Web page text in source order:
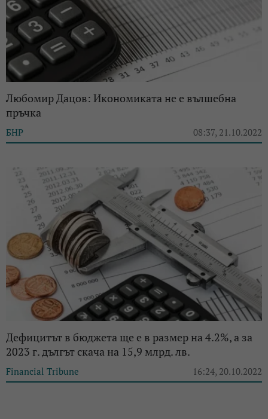
Любомир Дацов: Икономиката не е вълшебна
пръчка
БНР 08:37, 21.10.2022
Дефицитът в бюджета ще е в размер на 4.2%, а за
2023 г. дългът скача на 15,9 млрд. лв.
Financial Tribune 16:24, 20.10.2022